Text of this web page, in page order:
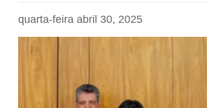
quarta-feira abril 30, 2025